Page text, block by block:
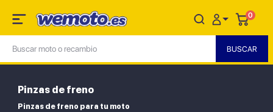
0
Pinzas de freno
Pinzas de freno para tu moto